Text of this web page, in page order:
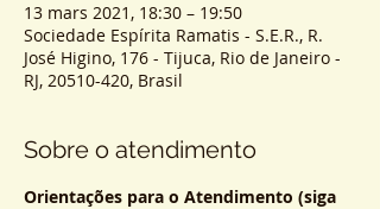
13 mars 2021, 18:30 – 19:50
Sociedade Espírita Ramatis - S.E.R., R.
José Higino, 176 - Tijuca, Rio de Janeiro -
RJ, 20510-420, Brasil
Sobre o atendimento
Orientações para o Atendimento (siga